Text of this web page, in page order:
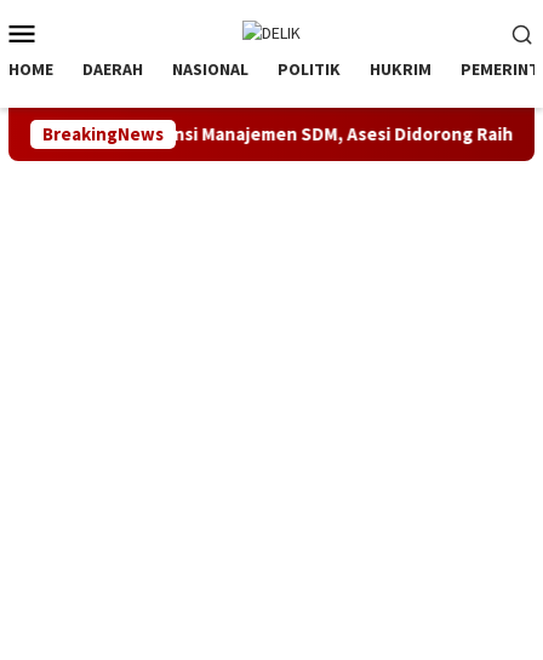
ke
kontenMobile
HOME DAERAH NASIONAL POLITIK HUKRIM
BreakingNews
Kompetensi Manajemen SDM, Asesi Didorong Raih Predikat